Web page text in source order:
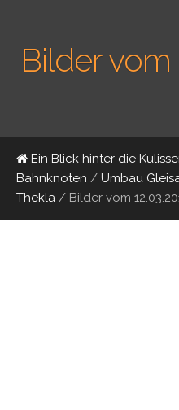
Bilder vom
Ein Blick hinter die
Bahnknoten / Umbau
Thekla / Bilder vom